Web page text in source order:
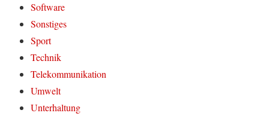
Software
Sonstiges
Sport
Technik
Telekommunikation
Umwelt
Unterhaltung